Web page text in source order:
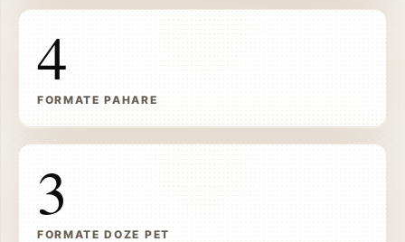
4
FORMATE PAHARE
3
FORMATE DOZE PET